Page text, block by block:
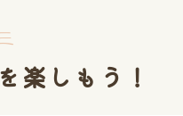
楽しもう！